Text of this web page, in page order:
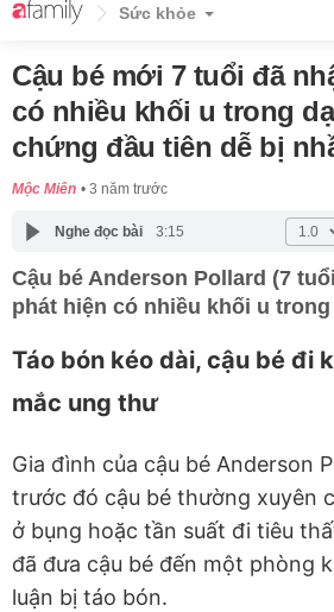
Sức khỏe
Cậu bé mới 7 tuổi đã
có nhiều khối u trong
chứng đầu tiên dễ bị
Mộc Miên 3 năm trước
Nghe đọc bài 3:15
Cậu bé Anderson Pollard (7
phát hiện có nhiều khối u trong
Táo bón kéo dài, cậu bé đi
mắc ung thư
Gia đình của cậu bé Anderson
trước đó cậu bé thường xuyên
ở bụng hoặc tần suất đi tiêu
đã đưa cậu bé đến một phòng
luận bị táo bón.